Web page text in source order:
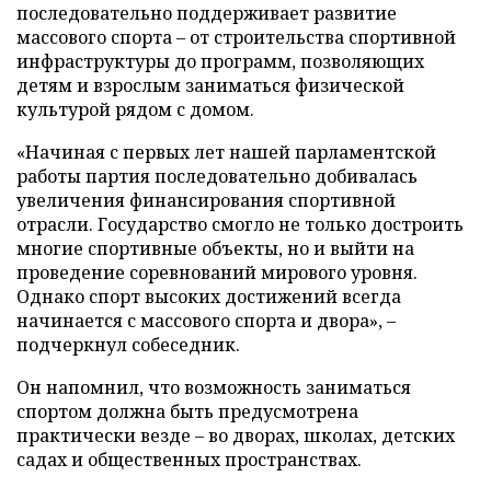
последовательно поддерживает развитие
массового спорта – от строительства спортивной
инфраструктуры до программ, позволяющих
детям и взрослым заниматься физической
культурой рядом с домом.
«Начиная с первых лет нашей парламентской
работы партия последовательно добивалась
увеличения финансирования спортивной
отрасли. Государство смогло не только достроить
многие спортивные объекты, но и выйти на
проведение соревнований мирового уровня.
Однако спорт высоких достижений всегда
начинается с массового спорта и двора», –
подчеркнул собеседник.
Он напомнил, что возможность заниматься
спортом должна быть предусмотрена
практически везде – во дворах, школах, детских
садах и общественных пространствах.